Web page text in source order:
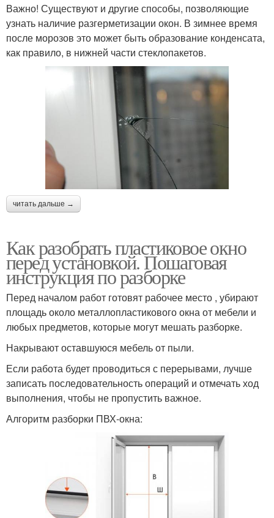
Важно! Существуют и другие способы, позволяющие
узнать наличие разгерметизации окон. В зимнее время
после морозов это может быть образование конденсата,
как правило, в нижней части стеклопакетов.
читать дальше →
Как разобрать пластиковое окно
перед установкой. Пошаговая
инструкция по разборке
Перед началом работ готовят рабочее место , убирают
площадь около металлопластикового окна от мебели и
любых предметов, которые могут мешать разборке.
Накрывают оставшуюся мебель от пыли.
Если работа будет проводиться с перерывами, лучше
записать последовательность операций и отмечать ход
выполнения, чтобы не пропустить важное.
Алгоритм разборки ПВХ-окна: